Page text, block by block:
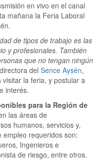
en vivo en el canal
mañana la Feria Laboral
de tipos de trabajo es las
y profesionales. También
que no tengan ningún
del Sence Aysén,
la feria, y postular a
interés.
para la Región de
las áreas de
humanos, servicios y,
empleo requeridos son:
Ingenieros e
de riesgo, entre otros.